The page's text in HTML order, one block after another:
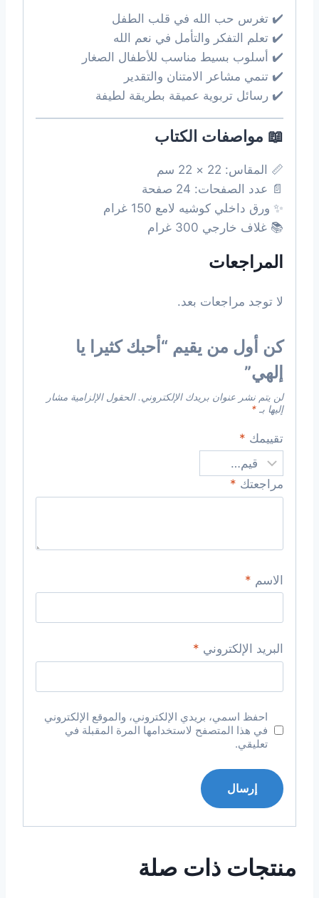
✔️ تغرس حب الله في قلب الطفل
✔️ تعلم التفكر والتأمل في نعم الله
✔️ أسلوب بسيط مناسب للأطفال الصغار
✔️ تنمي مشاعر الامتنان والتقدير
✔️ رسائل تربوية عميقة بطريقة لطيفة
📖 مواصفات الكتاب
📏 المقاس: 22 × 22 سم
📄 عدد الصفحات: 24 صفحة
✨ ورق داخلي كوشيه لامع 150 غرام
📚 غلاف خارجي 300 غرام
المراجعات
لا توجد مراجعات بعد.
كن أول من يقيم “أحبك كثيرا يا
إلهي”
لن يتم نشر عنوان بريدك الإلكتروني. الحقول الإلزامية مشار
إليها بـ *
تقييمك *
مراجعتك *
الاسم *
البريد الإلكتروني *
احفظ اسمي، بريدي الإلكتروني، والموقع الإلكتروني
في هذا المتصفح لاستخدامها المرة المقبلة في
تعليقي.
منتجات ذات صلة